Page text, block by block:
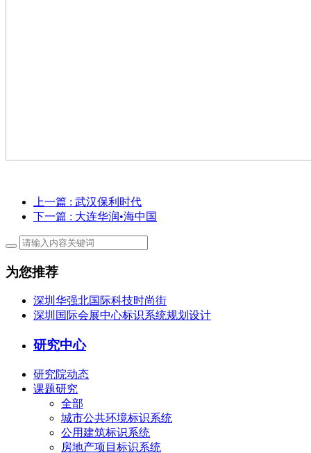
上一篇 : 武汉保利时代
下一篇 : 大连华润•海中国
为您推荐
深圳华强北国际科技时尚街
深圳国际会展中心标识系统规划设计
研究中心
研究院动态
课题研究
全部
城市公共环境标识系统
公用建筑标识系统
房地产项目标识系统